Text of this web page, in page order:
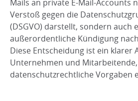
Mails an private E-Mail-Accounts
Verstoß gegen die
(DSGVO) darstellt, sondern auch
außerordentliche Kündigung
Diese Entscheidung ist ein klarer
Unternehmen und Mitarbeitende,
datenschutzrechtliche Vorgaben